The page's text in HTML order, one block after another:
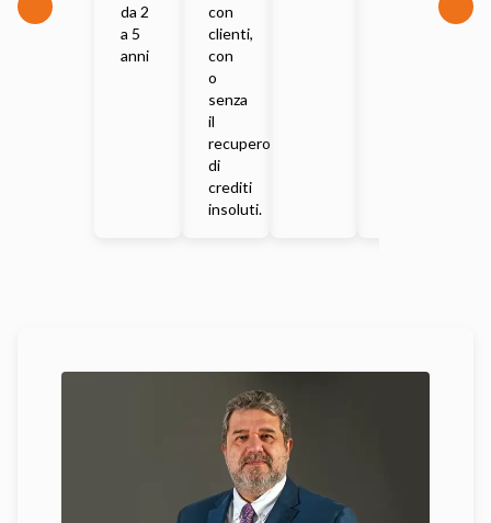
da 2
a 5
anni
con
clienti,
con
o
senza
il
recupero
di
crediti
insoluti.